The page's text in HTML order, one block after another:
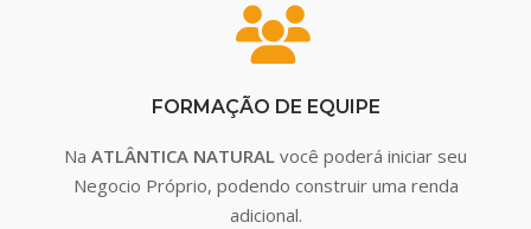
FORMAÇÃO DE EQUIPE
Na ATLÂNTICA NATURAL você poderá iniciar seu
Negocio Próprio, podendo construir uma renda
adicional.